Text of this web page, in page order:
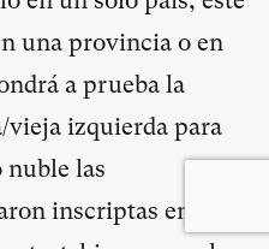
una provincia o en
a prueba la
vieja izquierda para
las
inscriptas en esta